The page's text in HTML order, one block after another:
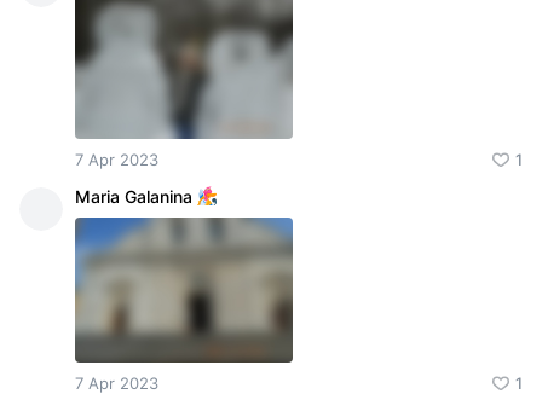
7 Apr 2023 1
Maria Galanina
7 Apr 2023 1